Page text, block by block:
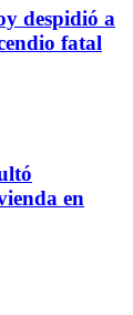
despidió a
fatal
en